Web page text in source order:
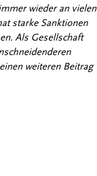
wieder an vielen
starke Sanktionen
Als Gesellschaft
weiteren Beitrag